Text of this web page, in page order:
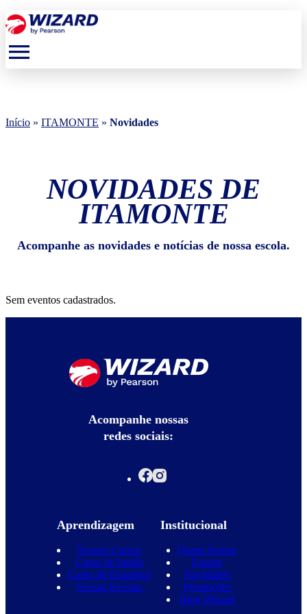
menu
Início » ITAMONTE » Novidades
NOVIDADES DE
ITAMONTE
Acompanhe as novidades e notícias de nossa escola.
Sem eventos cadastrados.
Acompanhe nossas
redes sociais:
Aprendizagem
Nossos Cursos
Curso de Inglês
Curso de Espanhol
Nossas Escolas
Institucional
Quem Somos
Equipe
Novidades
Promoções
Blog Wizard